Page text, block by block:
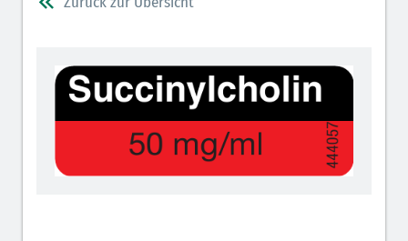
Muskelrelaxantien (weiß-rot): DIVI seit 2012
Opiate/Opioide (hellblau)
Opioid-Antagonisten (hellblau schraffiert)
Lokalanästhetika (grau)